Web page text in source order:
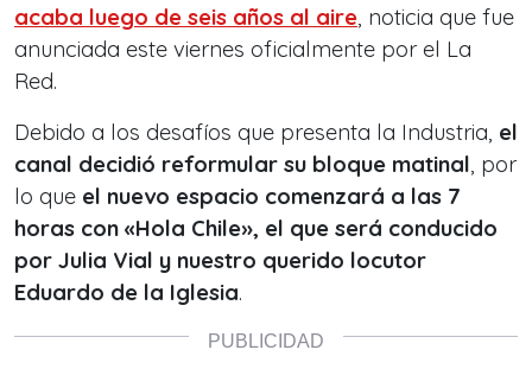
acaba luego de seis años al aire , noticia que fue
anunciada este viernes oficialmente por el La
Red.
Debido a los desafíos que presenta la Industria, el
canal decidió reformular su bloque matinal , por
lo que el nuevo espacio comenzará a las 7
horas con «Hola Chile», el que será conducido
por Julia Vial y nuestro querido locutor
Eduardo de la Iglesia.